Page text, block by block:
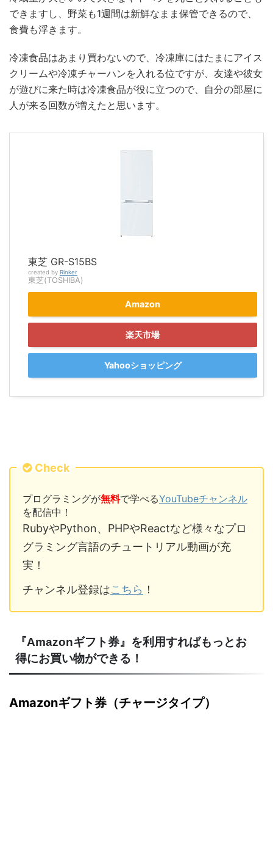
できますし、野菜も1週間は新鮮なまま保管できるので、
食費も浮きます。
冷凍食品はあまり買わないので、冷凍庫にはたまにアイス
クリームや冷凍チャーハンを入れる位ですが、友達や彼女
が遊びに来た時は冷凍食品が役に立つので、自分の部屋に
人が来る回数が増えたと思います。
東芝 GR-S15BS
created by Rinker
東芝(TOSHIBA)
Amazon
楽天市場
Yahooショッピング
Check
プログラミングが無料で学べるYouTubeチャンネル
を配信中！
RubyやPython、PHPやReactなど様々なプロ
グラミング言語のチュートリアル動画が充
実！
チャンネル登録はこちら ！
『Amazonギフト券』を利用すればもっとお
得にお買い物ができる！
Amazonギフト券（チャージタイプ）